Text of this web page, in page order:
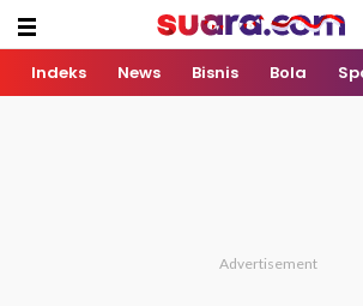
Indeks News Bisnis Bola